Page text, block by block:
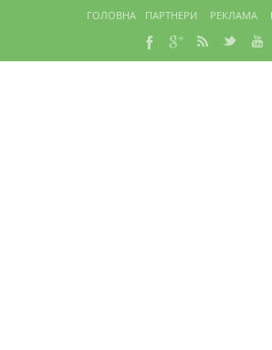
ГОЛОВНА ПАРТНЕРИ РЕКЛАМА